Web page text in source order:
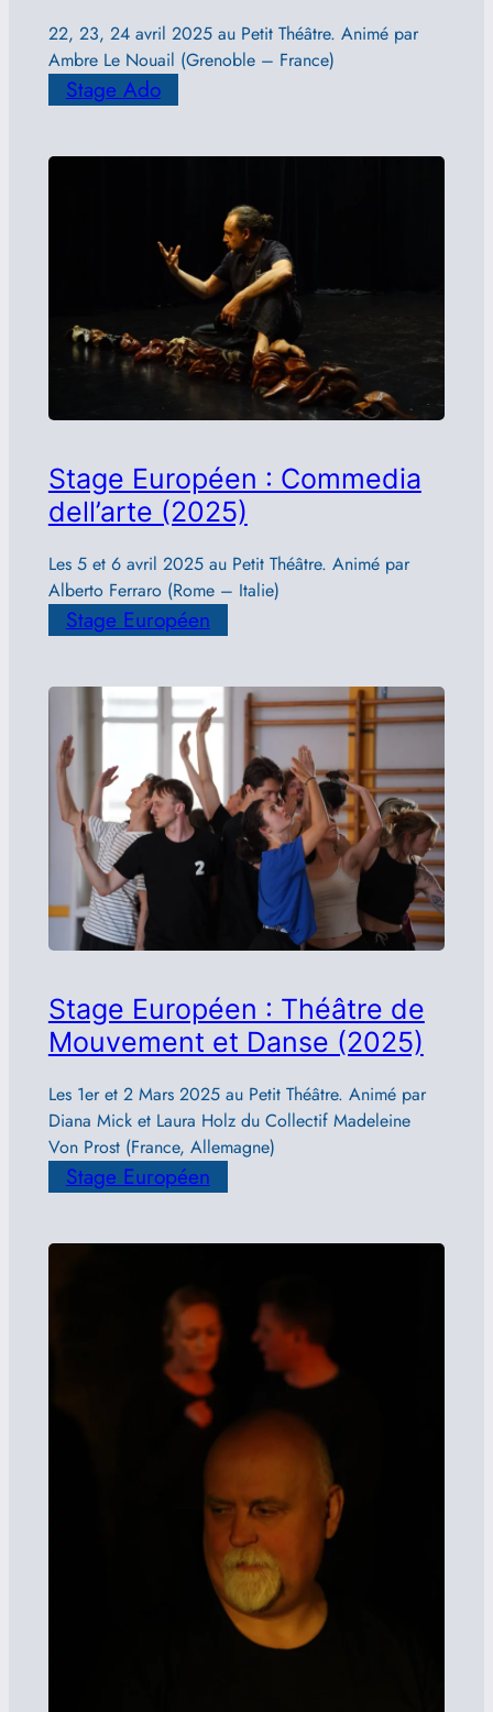
22, 23, 24 avril 2025 au Petit Théâtre. Animé par
Ambre Le Nouail (Grenoble – France)
Stage Ado
Stage Européen : Commedia
dell’arte (2025)
Les 5 et 6 avril 2025 au Petit Théâtre. Animé par
Alberto Ferraro (Rome – Italie)
Stage Européen
Stage Européen : Théâtre de
Mouvement et Danse (2025)
Les 1er et 2 Mars 2025 au Petit Théâtre. Animé par
Diana Mick et Laura Holz du Collectif Madeleine
Von Prost (France, Allemagne)
Stage Européen